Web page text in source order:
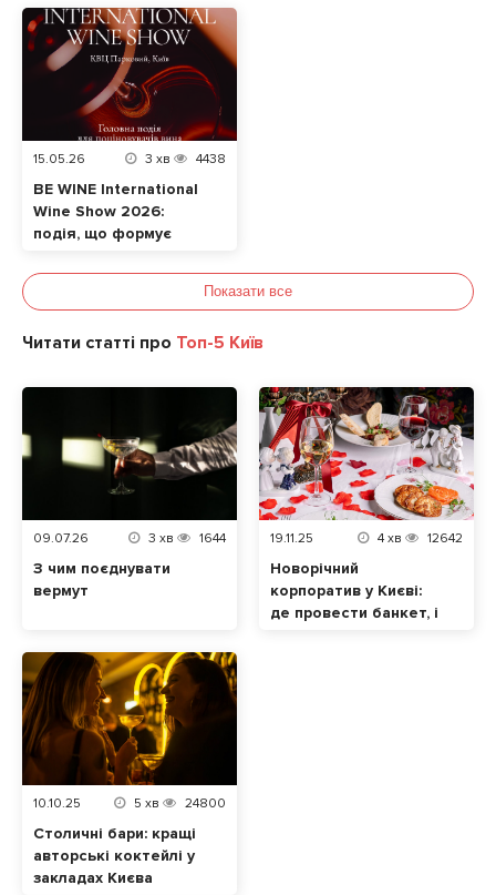
улюбленцем
15.05.26 3 хв 4438
BE WINE International
Wine Show 2026:
подія, що формує
культуру в Україні
Показати все
Читати статті про Топ-5 Київ
09.07.26 3 хв 1644
З чим поєднувати
вермут
19.11.25 4 хв 12642
Новорічний
корпоратив у Києві:
де провести банкет, і
10.10.25 5 хв 24800
Столичні бари: кращі
авторські коктейлі у
закладах Києва